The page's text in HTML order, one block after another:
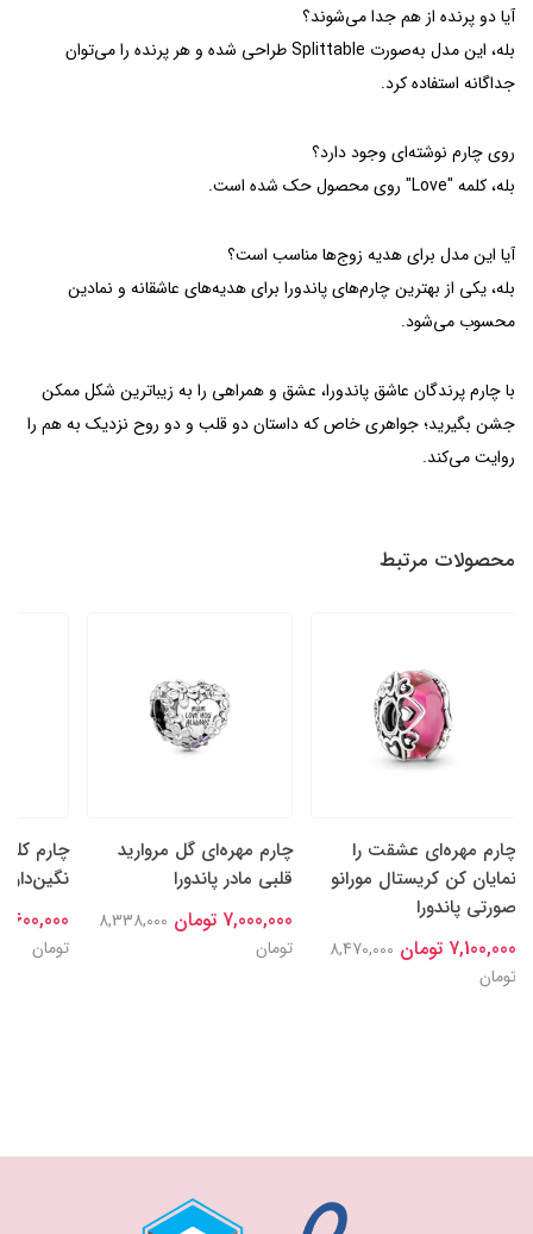
آیا دو پرنده از هم جدا می‌شوند؟
بله، این مدل به‌صورت Splittable طراحی شده و هر پرنده را می‌توان
جداگانه استفاده کرد.
روی چارم نوشته‌ای وجود دارد؟
بله، کلمه "Love" روی محصول حک شده است.
آیا این مدل برای هدیه زوج‌ها مناسب است؟
بله، یکی از بهترین چارم‌های پاندورا برای هدیه‌های عاشقانه و نمادین
محسوب می‌شود.
با چارم پرندگان عاشق پاندورا، عشق و همراهی را به زیباترین شکل ممکن
جشن بگیرید؛ جواهری خاص که داستان دو قلب و دو روح نزدیک به هم را
روایت می‌کند.
محصولات مرتبط
چارم مهره‌ای عشقت را
نمایان کن کریستال مورانو
صورتی پاندورا
7,100,000 تومان
8,470,000
تومان
چارم مهره‌ای گل‌ مروارید
قلبی مادر پاندورا
7,000,000 تومان
8,338,000
تومان
چارم
نگین‌دار
7,600,000
تومان